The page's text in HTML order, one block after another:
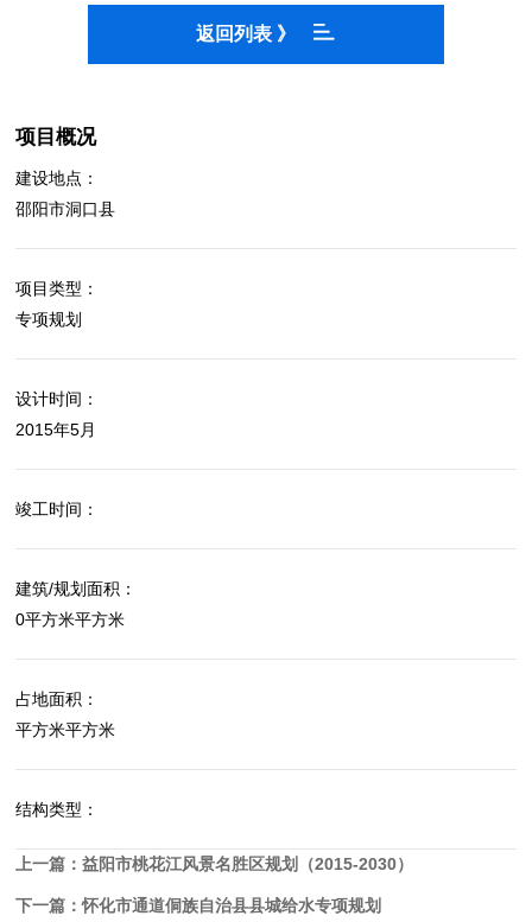
返回列表 》
项目概况
建设地点：
邵阳市洞口县
项目类型：
专项规划
设计时间：
2015年5月
竣工时间：
建筑/规划面积：
0平方米平方米
占地面积：
平方米平方米
结构类型：
上一篇：益阳市桃花江风景名胜区规划（2015-2030）
下一篇：怀化市通道侗族自治县县城给水专项规划